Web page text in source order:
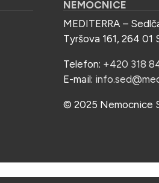
NEMOCNICE
MEDITERRA –
Tyršova 161, 264 01
Telefon: +420 318
E-mail:
© 2025 Nemocnice